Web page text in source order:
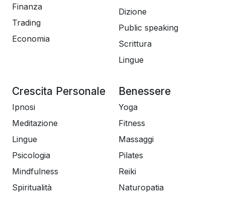
Finanza
Trading
Economia
Dizione
Public speaking
Scrittura
Lingue
Crescita Personale
Ipnosi
Meditazione
Lingue
Psicologia
Mindfulness
Spiritualità
Benessere
Yoga
Fitness
Massaggi
Pilates
Reiki
Naturopatia